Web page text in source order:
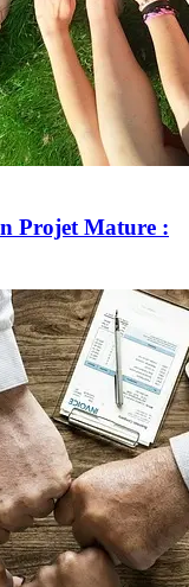
Projet Mature :